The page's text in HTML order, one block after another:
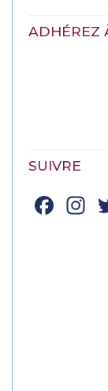
ADHÉREZ
SUIVRE